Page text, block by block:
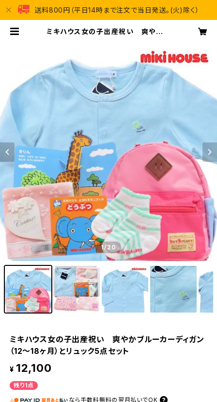
送料800円（平日14時まで注文で当日発送。(火)除く）
ミキハウス女の子出産祝い 爽やかブ
1/20
ミキハウス女の子出産祝い 爽やかブルーカーディガン
（12～18ヶ月）とリュック5点セット
¥ 12,100
残り1点
なら 手数料無料の 翌月払いでOK